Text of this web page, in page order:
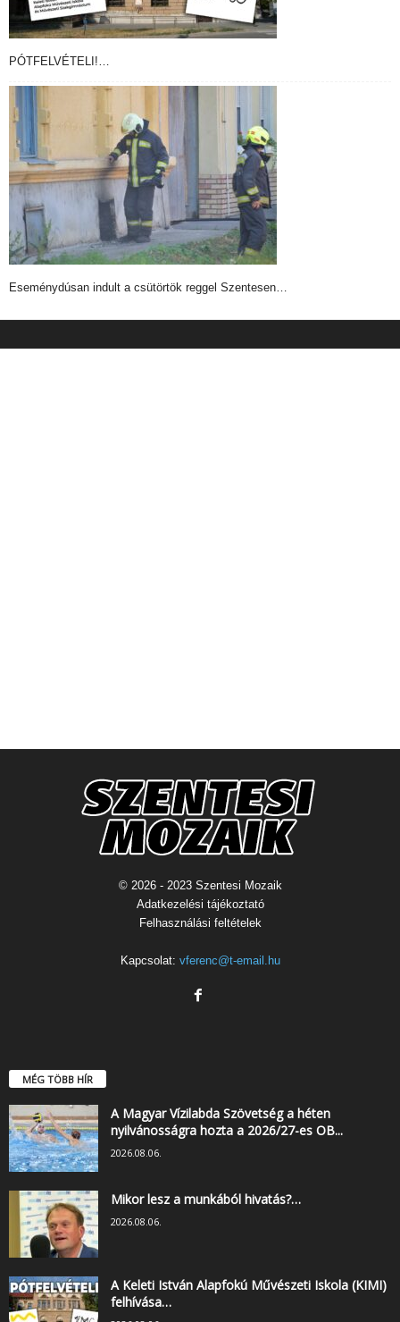
PÓTFELVÉTELI!…
Eseménydúsan indult a csütörtök reggel Szentesen…
© 2026 - 2023 Szentesi Mozaik
Adatkezelési tájékoztató
Felhasználási feltételek
Kapcsolat: vferenc@t-email.hu
MÉG TÖBB HÍR
A Magyar Vízilabda Szövetség a héten
nyilvánosságra hozta a 2026/27-es OB...
2026.08.06.
Mikor lesz a munkából hivatás?…
2026.08.06.
A Keleti István Alapfokú Művészeti Iskola (KIMI)
felhívása…